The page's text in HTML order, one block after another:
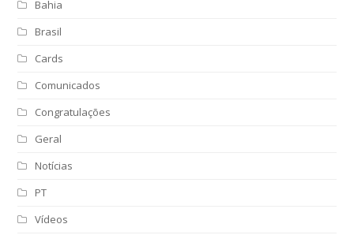
Bahia
Brasil
Cards
Comunicados
Congratulações
Geral
Notícias
PT
Vídeos